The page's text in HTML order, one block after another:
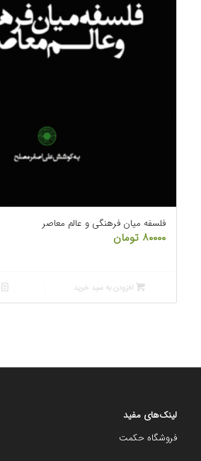
فلسفه میان فرهنگی و عالم معاصر
۸۰۰۰۰ تومان
افزودن به سبد خرید
لینک‌های مفید
فروشگاه حکمت